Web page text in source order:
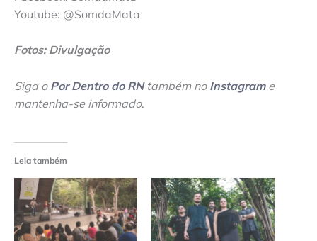
Youtube: @SomdaMata
Fotos: Divulgação
Siga o Por Dentro do RNtambém no Instagrame
mantenha-se informado.
Leia também